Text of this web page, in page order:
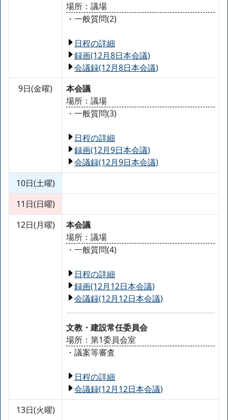
場所：議場
・一般質問(2)
日程の詳細
録画(12月8日本会議)
会議録(12月8日本会議)
9日(金曜)
本会議
場所：議場
・一般質問(3)
日程の詳細
録画(12月9日本会議)
会議録(12月9日本会議)
10日(土曜)
11日(日曜)
12日(月曜)
本会議
場所：議場
・一般質問(4)
日程の詳細
録画(12月12日本会議)
会議録(12月12日本会議)
文教・建設常任委員会
場所：第1委員会室
・議案等審査
日程の詳細
会議録(12月12日本会議)
13日(火曜)